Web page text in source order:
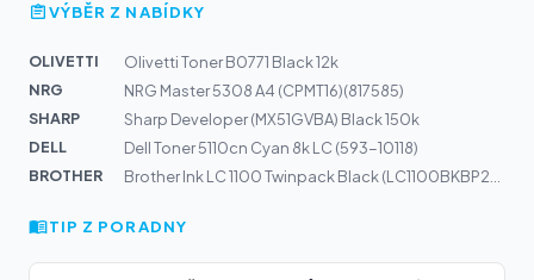
VÝBĚR Z NABÍDKY
OLIVETTI
Olivetti Toner B0771 Black 12k
NRG
NRG Master 5308 A4 (CPMT16)(817585)
SHARP
Sharp Developer (MX51GVBA) Black 150k
DELL
Dell Toner 5110cn Cyan 8k LC (593-10118)
BROTHER
TIP Z PORADNY